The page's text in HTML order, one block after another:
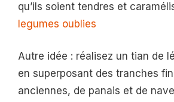
qu’ils soient tendres et
legumes oublies
Autre idée : réalisez un tian de
en superposant des tranches
anciennes, de panais et de